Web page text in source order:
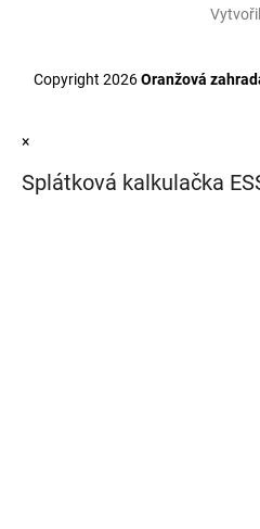
Copyright 2026Oranžová
×
Splátková kalkulačka